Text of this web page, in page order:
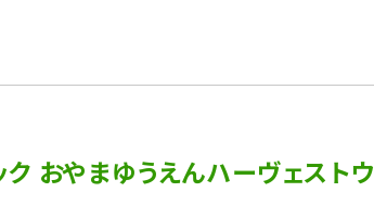
ク おやまゆうえんハーヴェストウ